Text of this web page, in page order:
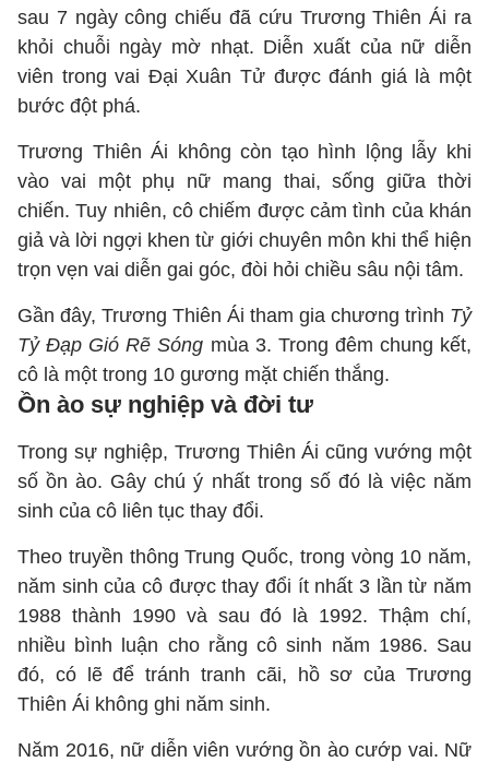
sau 7 ngày công chiếu đã cứu Trương Thiên Ái ra
khỏi chuỗi ngày mờ nhạt. Diễn xuất của nữ diễn
viên trong vai Đại Xuân Tử được đánh giá là một
bước đột phá.
Trương Thiên Ái không còn tạo hình lộng lẫy khi
vào vai một phụ nữ mang thai, sống giữa thời
chiến. Tuy nhiên, cô chiếm được cảm tình của khán
giả và lời ngợi khen từ giới chuyên môn khi thể hiện
trọn vẹn vai diễn gai góc, đòi hỏi chiều sâu nội tâm.
Gần đây, Trương Thiên Ái tham gia chương trình Tỷ
Tỷ Đạp Gió Rẽ Sóng mùa 3. Trong đêm chung kết,
cô là một trong 10 gương mặt chiến thắng.
Ồn ào sự nghiệp và đời tư
Trong sự nghiệp, Trương Thiên Ái cũng vướng một
số ồn ào. Gây chú ý nhất trong số đó là việc năm
sinh của cô liên tục thay đổi.
Theo truyền thông Trung Quốc, trong vòng 10 năm,
năm sinh của cô được thay đổi ít nhất 3 lần từ năm
1988 thành 1990 và sau đó là 1992. Thậm chí,
nhiều bình luận cho rằng cô sinh năm 1986. Sau
đó, có lẽ để tránh tranh cãi, hồ sơ của Trương
Thiên Ái không ghi năm sinh.
Năm 2016, nữ diễn viên vướng ồn ào cướp vai. Nữ